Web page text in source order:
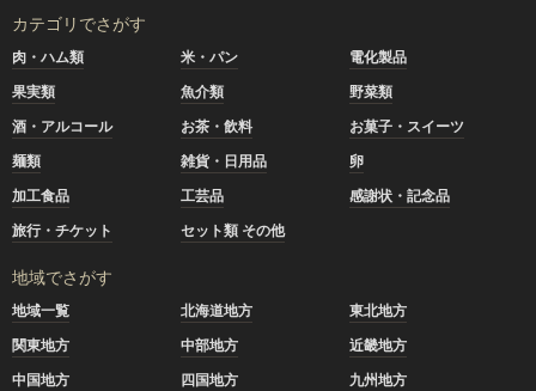
カテゴリでさがす
肉・ハム類 米・パン
電化製品
果実類
魚介類
野菜類
酒・アルコール
お茶・飲料
お菓子・スイーツ
麺類
雑貨・日用品
卵
加工食品
工芸品
感謝状・記念品
旅行・チケット
セット類 その他
地域でさがす
地域一覧 北海道地方
東北地方
関東地方
中部地方
近畿地方
中国地方
四国地方 九州地方